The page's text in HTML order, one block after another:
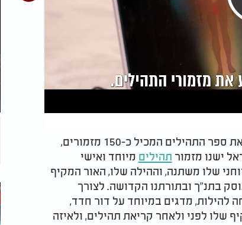
דוד מלך ישראל משיח ה', העניק לעם ישראל מתנה את ספר התהילים המכיל כ-150 מזמורים,
ישנו מזמור תהילים מיוחד ואישי
שלו משתנה, וההילה שלו, האור המקיף
בתנ"ך ובתורתנו הקדושה. לצורך
להילות, מדגים במיוחד על דור חדד,
שלו לפני ולאחר קריאת תהילים, ולאיזה